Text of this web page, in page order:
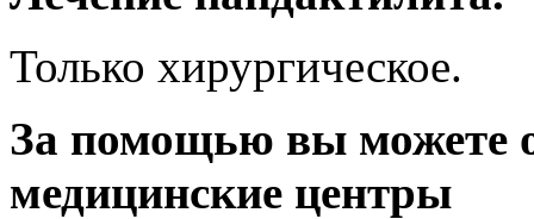
Только хирургическое.
За помощью вы можете
медицинские центры